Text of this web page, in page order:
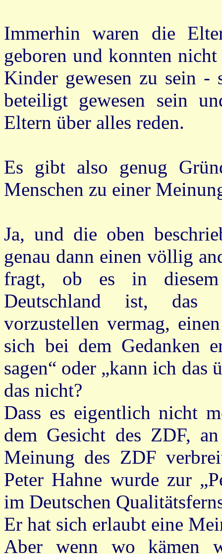
Immerhin waren die
geboren und konnten
Kinder gewesen zu sein -
beteiligt gewesen sein
Eltern über alles reden.
Es gibt also genug
Menschen zu einer
Ja, und die oben
genau dann einen völlig
fragt, ob es in diesem
Deutschland ist, das
vorzustellen vermag,
sich bei dem Gedanken
sagen“ oder „kann ich das
das nicht?
Dass es eigentlich nicht
dem Gesicht des ZDF,
Meinung des ZDF
Peter Hahne wurde zur
im Deutschen
Er hat sich erlaubt eine
Aber wenn wo kämen